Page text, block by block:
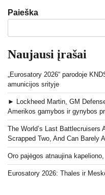
Paieška
Naujausi įrašai
„Eurosatory 2026“ parodoje
amunicijos srityje
► Lockheed Martin, GM
Amerikos gamybos ir gynybos
The World’s Last
Scrapped Two, And Can Barely
Oro pajėgos atnaujina
Eurosatory 2026: Thales ir